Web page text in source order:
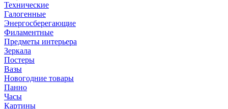
Технические
Галогенные
Энергосберегающие
Филаментные
Предметы интерьера
Зеркала
Постеры
Вазы
Новогодние товары
Панно
Часы
Картины